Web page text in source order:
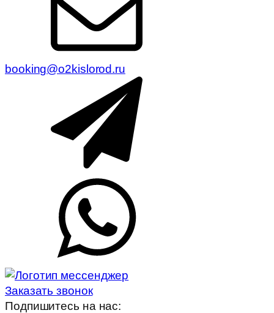
booking@o2kislorod.ru
Заказать звонок
Подпишитесь на нас: